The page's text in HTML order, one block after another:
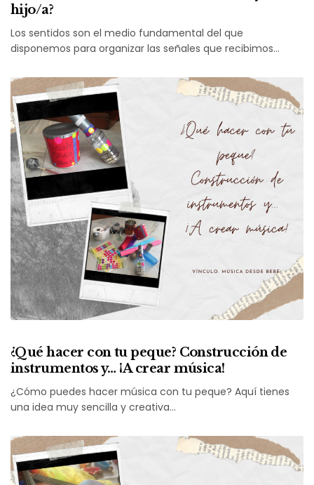
hijo/a?
Los sentidos son el medio fundamental del que
disponemos para organizar las señales que recibimos…
¿Qué hacer con tu peque? Construcción de
instrumentos y… ¡A crear música!
¿Cómo puedes hacer música con tu peque? Aquí tienes
una idea muy sencilla y creativa…